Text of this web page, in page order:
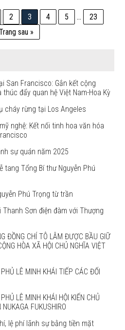
2 3 4 5 …
23
sau »
San Francisco: Gắn kết cộng
đẩy quan hệ Việt Nam-Hoa Kỳ
cháy rừng tại Los Angeles
nghệ: Kết nối tinh hoa văn hóa
sự quán năm 2025
tang Tổng Bí thư Nguyễn Phú
Phú Trọng từ trần
Thanh Sơn điện đàm với Thượng
ĐỒNG CHÍ TÔ LÂM ĐƯỢC BẦU GIỮ
HÒA XÃ HỘI CHỦ NGHĨA VIỆT
LÊ MINH KHÁI TIẾP CÁC ĐỐI
LÊ MINH KHÁI HỘI KIẾN CHỦ
FUKUSHIRO
lệ phí lãnh sự bằng tiền mặt